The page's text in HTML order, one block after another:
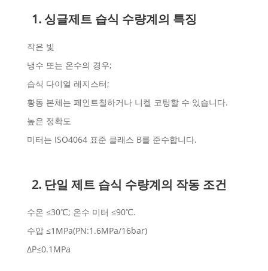
1. 싱글제트 습식 수량계의 특징
작은 빛
냉수 또는 온수의 경우;
습식 다이얼 레지스터;
황동 본체는 페인트칠하거나 니켈 코팅할 수 있습니다.
높은 정확도
미터는 ISO4064 표준 클래스 B를 준수합니다.
2. 단일 제트 습식 수량계의 작동 조건
수온 ≤30℃; 온수 미터 ≤90℃.
수압 ≤1MPa(PN:1.6MPa/16bar)
ΔP≤0.1MPa